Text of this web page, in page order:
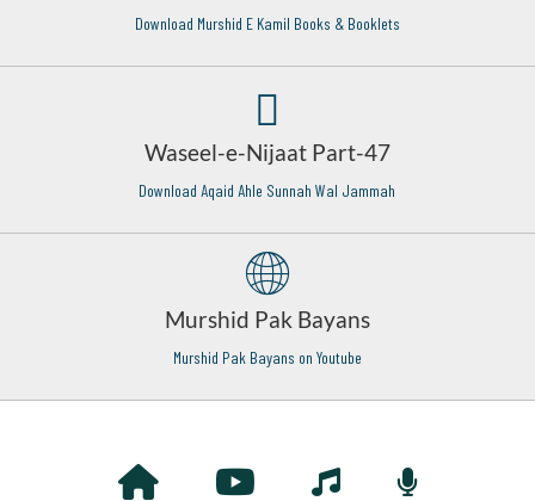
Download Murshid E Kamil Books & Booklets
Waseel-e-Nijaat Part-47
Download Aqaid Ahle Sunnah Wal Jammah
Murshid Pak Bayans
Murshid Pak Bayans on Youtube